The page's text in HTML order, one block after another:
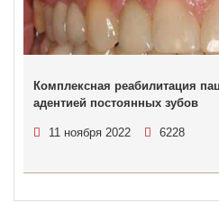
Комплексная реабилитация
адентией постоянных зубов
11 ноября 2022 6228